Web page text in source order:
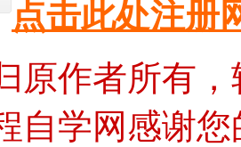
点击此处注册
原作者所有
自学网感谢